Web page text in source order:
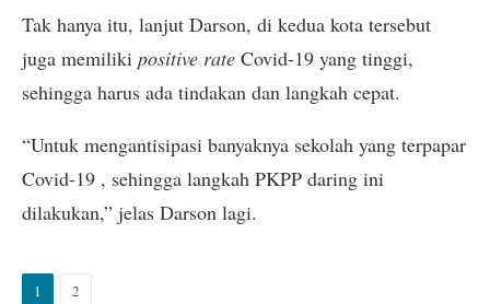
Tak hanya itu, lanjut Darson, di kedua kota tersebut
juga memiliki positive rate Covid-19 yang tinggi,
sehingga harus ada tindakan dan langkah cepat.
“Untuk mengantisipasi banyaknya sekolah yang terpapar
Covid-19 , sehingga langkah PKPP daring ini
dilakukan,” jelas Darson lagi.
1 2